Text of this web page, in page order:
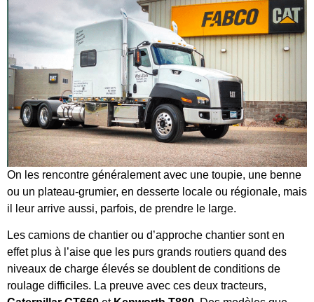
On les rencontre généralement avec une toupie, une benne
ou un plateau-grumier, en desserte locale ou régionale, mais
il leur arrive aussi, parfois, de prendre le large.
Les camions de chantier ou d’approche chantier sont en
effet plus à l’aise que les purs grands routiers quand des
niveaux de charge élevés se doublent de conditions de
roulage difficiles. La preuve avec ces deux tracteurs,